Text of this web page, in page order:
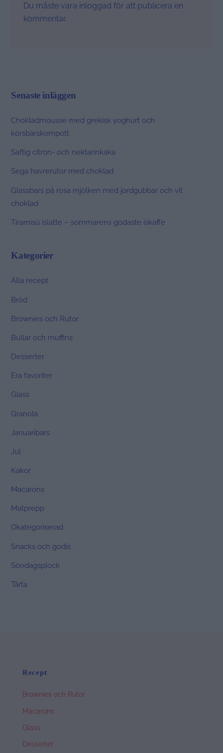
Du måste vara inloggad för att publicera en
kommentar.
Senaste inläggen
Chokladmousse med grekisk yoghurt och
körsbärskompott
Saftig citron- och nektarinkaka
Sega havrerutor med choklad
Glassbars på rosa mjölken med jordgubbar och vit
choklad
Tiramisù islatte – sommarens godaste iskaffe
Kategorier
Alla recept
Bröd
Brownies och Rutor
Bullar och muffins
Desserter
Era favoriter
Glass
Granola
Januaribars
Jul
Kakor
Macarons
Matprepp
Okategoriserad
Snacks och godis
Söndagsplock
Tårta
Recept
Brownies och Rutor
Macarons
Glass
Desserter